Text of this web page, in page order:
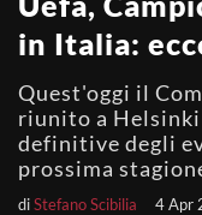
in Italia:
Quest'oggi il
riunito a Helsinki
definitive degli
prossima
diStefano Scibilia 4 Apr